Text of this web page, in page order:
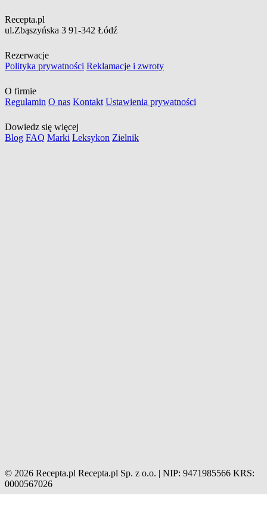
Recepta.pl
ul.Zbąszyńska 3 91-342 Łódź
Rezerwacje
Polityka prywatności Reklamacje i zwroty
O firmie
Regulamin O nas Kontakt Ustawienia prywatności
Dowiedz się więcej
Blog FAQ Marki Leksykon Zielnik
© 2026 Recepta.pl Recepta.pl Sp. z o.o. | NIP: 9471985566 KRS:
0000567026